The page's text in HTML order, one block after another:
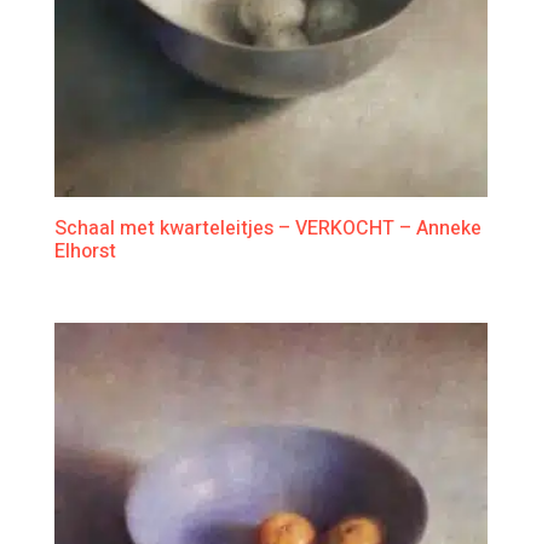
Schaal met kwarteleitjes – VERKOCHT – Anneke
Elhorst